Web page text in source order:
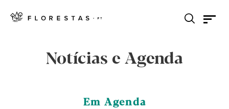
Notícias e Agenda
Em Agenda